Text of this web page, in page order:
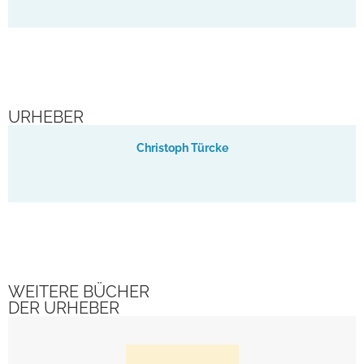
URHEBER
Christoph Türcke
WEITERE BÜCHER
DER URHEBER